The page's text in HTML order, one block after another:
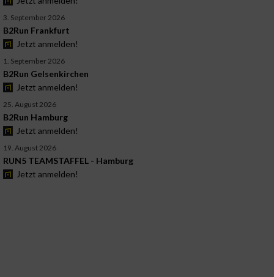
3. September 2026
B2Run Frankfurt
Jetzt anmelden!
1. September 2026
B2Run Gelsenkirchen
Jetzt anmelden!
25. August 2026
B2Run Hamburg
Jetzt anmelden!
19. August 2026
RUN5 TEAMSTAFFEL - Hamburg
Jetzt anmelden!